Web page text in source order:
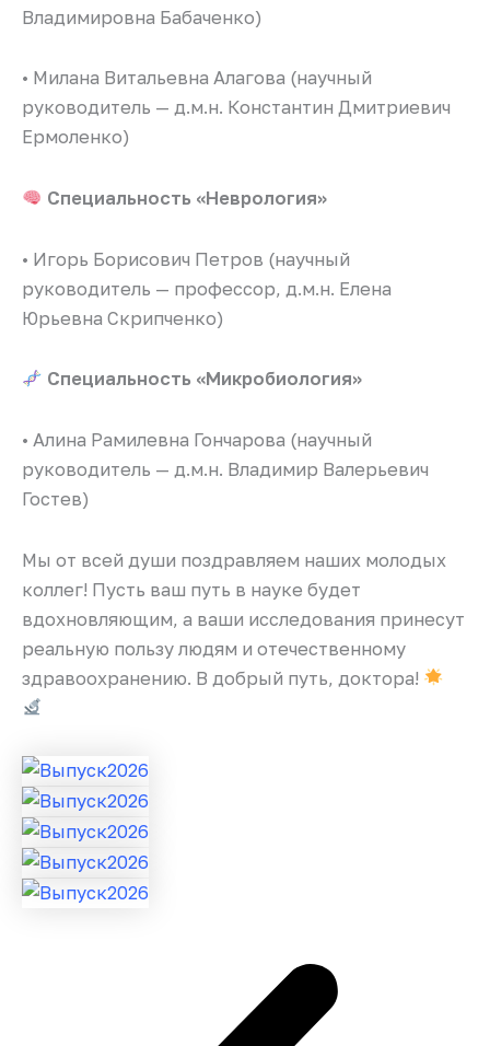
Владимировна Бабаченко)
• Милана Витальевна Алагова (научный
руководитель — д.м.н. Константин Дмитриевич
Ермоленко)
Специальность «Неврология»
• Игорь Борисович Петров (научный
руководитель — профессор, д.м.н. Елена
Юрьевна Скрипченко)
Специальность «Микробиология»
• Алина Рамилевна Гончарова (научный
руководитель — д.м.н. Владимир Валерьевич
Гостев)
Мы от всей души поздравляем наших молодых
коллег! Пусть ваш путь в науке будет
вдохновляющим, а ваши исследования принесут
реальную пользу людям и отечественному
здравоохранению. В добрый путь, доктора!